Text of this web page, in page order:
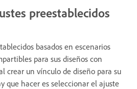
preestablecidos
basados en escenarios
para sus diseños con
crear un vínculo de diseño para su
que hacer es seleccionar el ajuste